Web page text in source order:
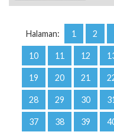
Halaman: 1 2
10 11 12
19 20 21
28 29 30 31
37 38 39